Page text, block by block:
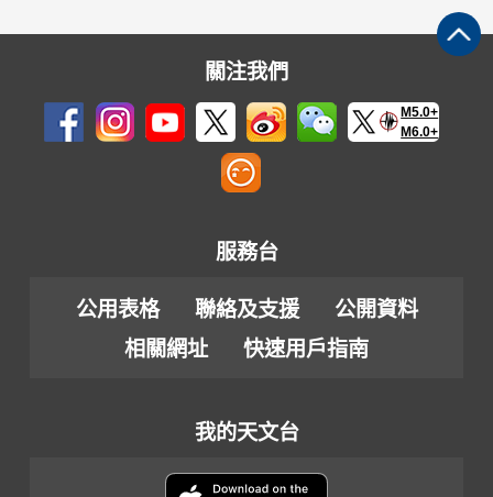
關注我們
M5.0+
M6.0+
服務台
公用表格 聯絡及支援
公開資料
相關網址
快速用戶指南
我的天文台